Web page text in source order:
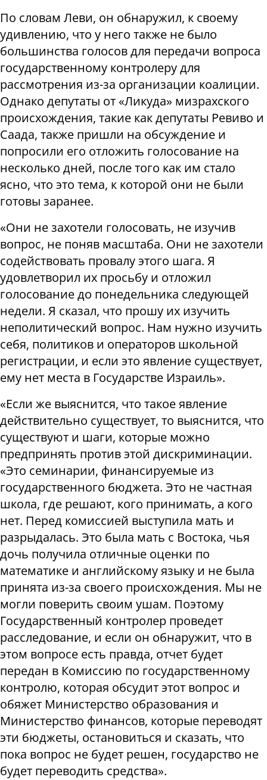
По словам Леви, он обнаружил, к своему
удивлению, что у него также не было
большинства голосов для передачи вопроса
государственному контролеру для
рассмотрения из-за организации коалиции.
Однако депутаты от «Ликуда» мизрахского
происхождения, такие как депутаты Ревиво и
Саада, также пришли на обсуждение и
попросили его отложить голосование на
несколько дней, после того как им стало
ясно, что это тема, к которой они не были
готовы заранее.
«Они не захотели голосовать, не изучив
вопрос, не поняв масштаба. Они не захотели
содействовать провалу этого шага. Я
удовлетворил их просьбу и отложил
голосование до понедельника следующей
недели. Я сказал, что прошу их изучить
неполитический вопрос. Нам нужно изучить
себя, политиков и операторов школьной
регистрации, и если это явление существует,
ему нет места в Государстве Израиль».
«Если же выяснится, что такое явление
действительно существует, то выяснится, что
существуют и шаги, которые можно
предпринять против этой дискриминации.
«Это семинарии, финансируемые из
государственного бюджета. Это не частная
школа, где решают, кого принимать, а кого
нет. Перед комиссией выступила мать и
разрыдалась. Это была мать с Востока, чья
дочь получила отличные оценки по
математике и английскому языку и не была
принята из-за своего происхождения. Мы не
могли поверить своим ушам. Поэтому
Государственный контролер проведет
расследование, и если он обнаружит, что в
этом вопросе есть правда, отчет будет
передан в Комиссию по государственному
контролю, которая обсудит этот вопрос и
обяжет Министерство образования и
Министерство финансов, которые переводят
эти бюджеты, остановиться и сказать, что
пока вопрос не будет решен, государство не
будет переводить средства».